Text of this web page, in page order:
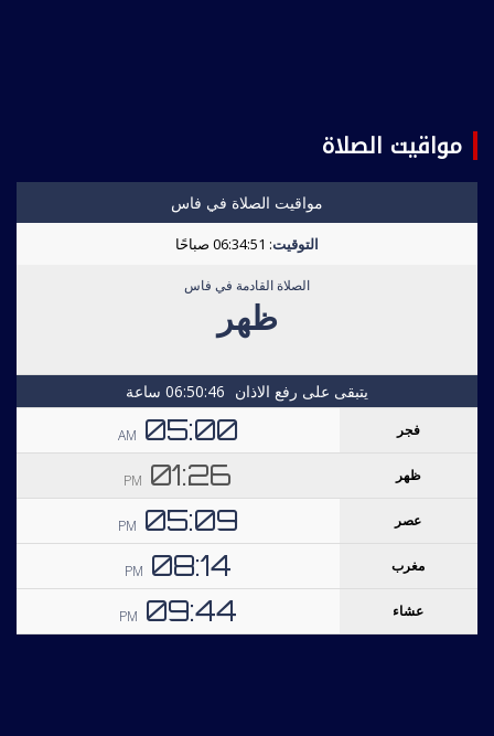
مواقيت الصلاة